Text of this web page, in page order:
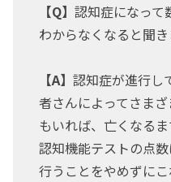
【Q】 認知症になって
わからなくなると聞
【A】 認知症が進行し
者さんによってさま
もいれば、亡くなるま
認知機能テストの点
行うことをやめずに